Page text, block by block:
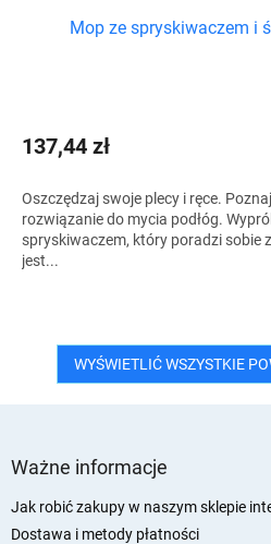
Mop ze spryskiwaczem i
137,44 zł
Oszczędzaj swoje plecy i ręce.
rozwiązanie do mycia podłóg.
spryskiwaczem, który poradzi sobie
jest...
WYŚWIETLIĆ WSZYSTKIE
Ważne informacje
Jak robić zakupy w naszym sklepie
Dostawa i metody płatności